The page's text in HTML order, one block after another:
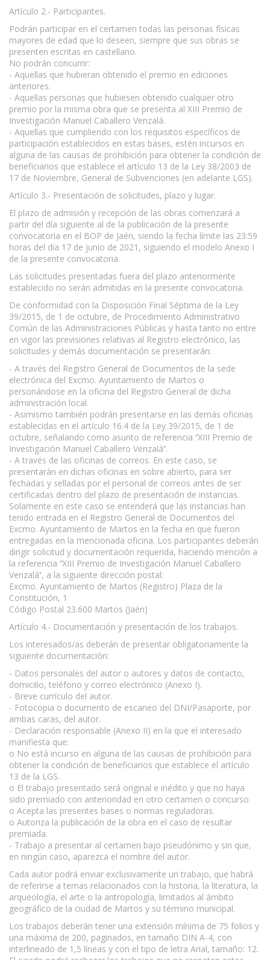
Artículo 2.- Participantes.
Podrán participar en el certamen todas las personas físicas
mayores de edad que lo deseen, siempre que sus obras se
presenten escritas en castellano.
No podrán concurrir:
- Aquellas que hubieran obtenido el premio en ediciones
anteriores.
- Aquellas personas que hubiesen obtenido cualquier otro
premio por la misma obra que se presenta al XIII Premio de
Investigación Manuel Caballero Venzalá.
- Aquellas que cumpliendo con los requisitos específicos de
participación establecidos en estas bases, estén incursos en
alguna de las causas de prohibición para obtener la condición de
beneficiarios que establece el artículo 13 de la Ley 38/2003 de
17 de Noviembre, General de Subvenciones (en adelante LGS).
Artículo 3.- Presentación de solicitudes, plazo y lugar.
El plazo de admisión y recepción de las obras comenzará a
partir del día siguiente al de la publicación de la presente
convocatoria en el BOP de Jaén, siendo la fecha límite las 23:59
horas del día 17 de junio de 2021, siguiendo el modelo Anexo I
de la presente convocatoria.
Las solicitudes presentadas fuera del plazo anteriormente
establecido no serán admitidas en la presente convocatoria.
De conformidad con la Disposición Final Séptima de la Ley
39/2015, de 1 de octubre, de Procedimiento Administrativo
Común de las Administraciones Públicas y hasta tanto no entre
en vigor las previsiones relativas al Registro electrónico, las
solicitudes y demás documentación se presentarán:
- A través del Registro General de Documentos de la sede
electrónica del Excmo. Ayuntamiento de Martos o
personándose en la oficina del Registro General de dicha
administración local.
- Asimismo también podrán presentarse en las demás oficinas
establecidas en el artículo 16.4 de la Ley 39/2015, de 1 de
octubre, señalando como asunto de referencia ‘’XIII Premio de
Investigación Manuel Caballero Venzalá’’.
- A través de las oficinas de correos. En este caso, se
presentarán en dichas oficinas en sobre abierto, para ser
fechadas y selladas por el personal de correos antes de ser
certificadas dentro del plazo de presentación de instancias.
Solamente en este caso se entenderá que las instancias han
tenido entrada en el Registro General de Documentos del
Excmo. Ayuntamiento de Martos en la fecha en que fueron
entregadas en la mencionada oficina. Los participantes deberán
dirigir solicitud y documentación requerida, haciendo mención a
la referencia ‘’XIII Premio de Investigación Manuel Caballero
Venzalá’’, a la siguiente dirección postal:
Excmo. Ayuntamiento de Martos (Registro) Plaza de la
Constitución, 1
Código Postal 23.600 Martos (Jaén)
Artículo 4.- Documentación y presentación de los trabajos.
Los interesados/as deberán de presentar obligatoriamente la
siguiente documentación:
- Datos personales del autor o autores y datos de contacto,
domicilio, teléfono y correo electrónico (Anexo I).
- Breve currículo del autor.
- Fotocopia o documento de escaneo del DNI/Pasaporte, por
ambas caras, del autor.
- Declaración responsable (Anexo II) en la que el interesado
manifiesta que:
o No está incurso en alguna de las causas de prohibición para
obtener la condición de beneficiarios que establece el artículo
13 de la LGS.
o El trabajo presentado será original e inédito y que no haya
sido premiado con anterioridad en otro certamen o concurso.
o Acepta las presentes bases o normas reguladoras.
o Autoriza la publicación de la obra en el caso de resultar
premiada.
- Trabajo a presentar al certamen bajo pseudónimo y sin que,
en ningún caso, aparezca el nombre del autor.
Cada autor podrá enviar exclusivamente un trabajo, que habrá
de referirse a temas relacionados con la historia, la literatura, la
arqueología, el arte o la antropología, limitados al ámbito
geográfico de la ciudad de Martos y su término municipal.
Los trabajos deberán tener una extensión mínima de 75 folios y
una máxima de 200, paginados, en tamaño DIN A-4, con
interlineado de 1,5 líneas y con el tipo de letra Arial, tamaño: 12.